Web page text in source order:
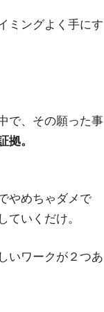
ミングよく手にす
で、その願った事
拠。
やめちゃダメで
いくだけ。
いワークが２つあ